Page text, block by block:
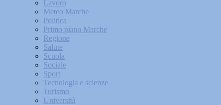
Lavoro
Meteo Marche
Politica
Primo piano Marche
Regione
Salute
Scuola
Sociale
Sport
Tecnologia e scienze
Turismo
Università